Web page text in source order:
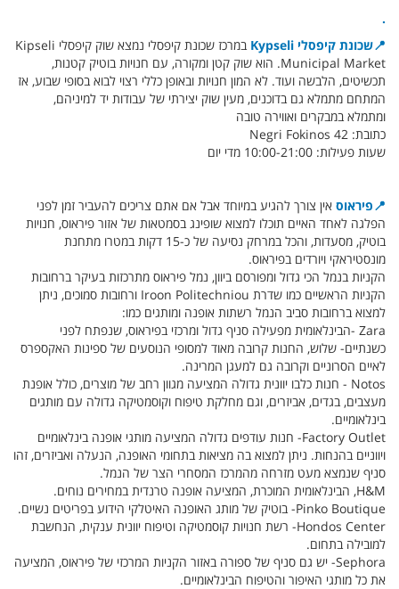
.
📍שכונת קיפסלי Kypseli
במרכז שכונת קיפסלי נמצא שוק קיפסלי Kipseli
Municipal Market. הוא שוק קטן ומקורה, עם חנויות בוטיק קטנות,
תכשיטים, הלבשה ועוד. לא המון חנויות ובאופן כללי רצוי לבוא בסופי שבוע, אז
המתחם מתמלא גם בדוכנים, מעין שוק יצירתי של עבודות יד למיניהם,
ומתמלא במבקרים ואווירה טובה
כתובת: Negri Fokinos 42
שעות פעילות: 10:00-21:00 מדי יום
📍פיראוס אין צורך להגיע במיוחד אבל אם אתם צריכים להעביר זמן לפני
הפלגה לאחד האיים תוכלו למצוא שופינג בסמטאות של אזור פיראוס, חנויות
בוטיק, מסעדות, והכל במרחק נסיעה של כ-15 דקות במטרו מתחנת
מונסטיראקי ויורדים בפיראוס.
הקניות בנמל הכי גדול ומפורסם ביוון, נמל פיראוס מתרכזות בעיקר ברחובות
הקניות הראשיים כמו שדרת Iroon Politechniou ורחובות סמוכים, ניתן
למצוא ברחובות סביב הנמל רשתות אופנה ומותגים כמו:
Zara -הבינלאומית מפעילה סניף גדול ומרכזי בפיראוס, שנפתח לפני
כשנתיים- שלוש, החנות קרובה מאוד למסופי הנוסעים של ספינות האקספרס
לאיים הסרוניים וקרובה גם למעגן המרינה.
Notos - חנות כלבו יוונית גדולה המציעה מגוון רחב של מוצרים, כולל אופנת
מעצבים, בגדים, אביזרים, וגם מחלקת טיפוח וקוסמטיקה גדולה עם מותגים
בינלאומיים.
Factory Outlet- חנות עודפים גדולה המציעה מותגי אופנה בינלאומיים
ויווניים בהנחות. ניתן למצוא בה מציאות בתחומי האופנה, הנעלה ואביזרים, זהו
סניף שנמצא מעט מזרחה מהמרכז המסחרי הצר של הנמל.
H&M, הבינלאומית המוכרת, המציעה אופנה טרנדית במחירים נוחים.
Pinko Boutique- בוטיק של מותג האופנה האיטלקי הידוע בפריטים נשיים.
Hondos Center- רשת חנויות קוסמטיקה וטיפוח יוונית ענקית, הנחשבת
למובילה בתחום.
Sephora- יש גם סניף של ספורה באזור הקניות המרכזי של פיראוס, המציעה
את כל מותגי האיפור והטיפוח הבינלאומיים.